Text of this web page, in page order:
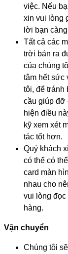
việc. Nếu
xin vui lòng
lời bạn
Tất cả các
trời bán ra
của chúng
tâm hết sức
tôi, để tránh
cầu giúp đỡ
hiện điều
kỹ xem xét
tác tốt hơn.
Quý khách
có thể có
card màn
nhau cho
vui lòng
hàng.
Vận chuyển
Chúng tôi